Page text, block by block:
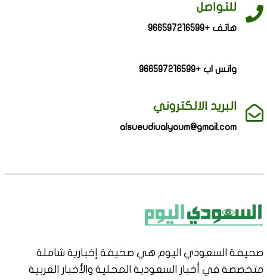
للتواصل
هاتف +966597216599
واتس اب +966597216599
البريد الالكتروني
alsueudiualyoum@gmail.com
صحيفة السعودي اليوم هي صحيفة إخبارية شاملة
متخصصة في أخبار السعودية المحلية والأخبار العربية